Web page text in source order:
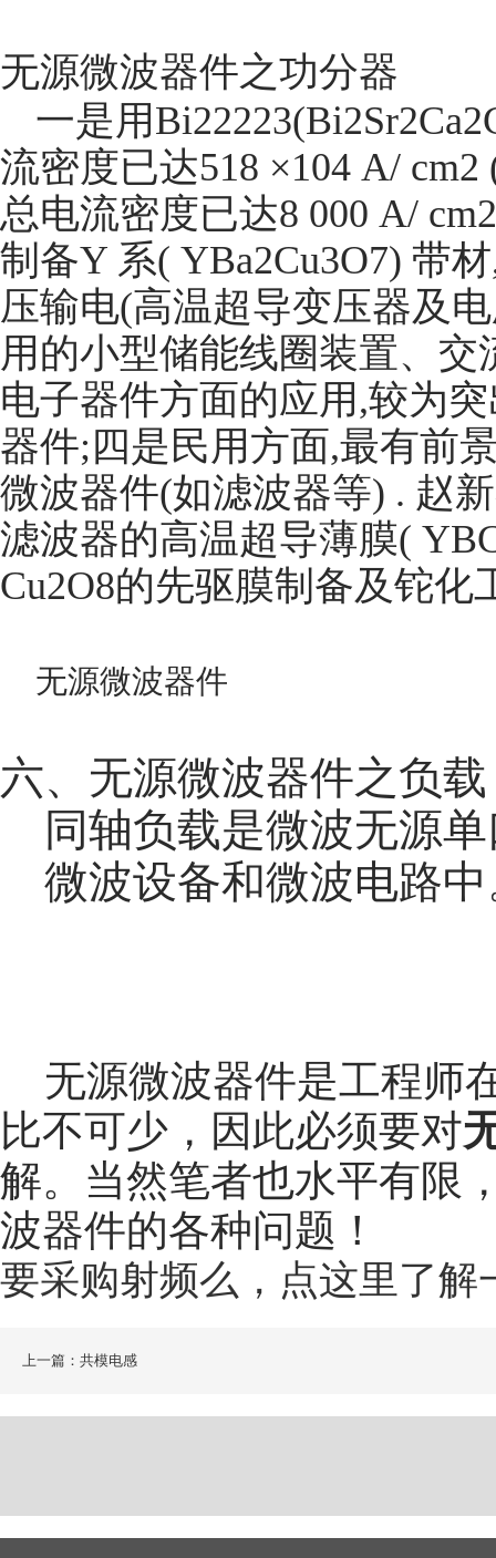
无源微波器件之功分器
一是用
流密度已达518 ×104 A/
总电流密度已达8 000 A/
制备Y 系( YBa2Cu3O7) 带
压输电(高温超导变压器及
用的小型储能线圈装置、
电子器件方面的应用,较为
器件;四是民用方面,最有前
微波器件(如滤波器等) . 赵
滤波器的高温超导薄膜(
Cu2O8的先驱膜制备及铊化
无源微波器件
六、无源微波器件之负载
同轴负载是微波无源
微波设备和微波电路
无源微波器件是工程师
比不可少，因此必须要对
解。当然笔者也水平有限
波器件的各种问题！
要采购射频么，点这里了解
上一篇：共模电感